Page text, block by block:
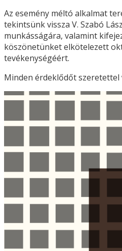
Az esemény méltó alkalmat
tekintsünk vissza V. Szabó
munkásságára, valamint
köszönetünket elkötelezett
tevékenységéért.
Minden érdeklődőt szeretettel